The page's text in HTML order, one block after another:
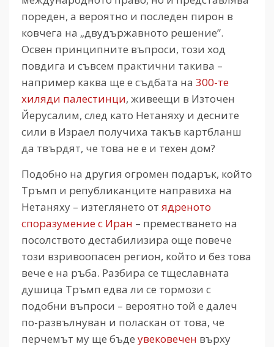
пореден, а вероятно и последен пирон в
ковчега на „двудържавното решение”.
Освен принципните въпроси, този ход
повдига и съвсем практични такива –
например каква ще е съдбата на 300-те
хиляди палестинци, живеещи в Източен
Йерусалим, след като Нетаняху и десните
сили в Израел получиха такъв картбланш
да твърдят, че това не е и техен дом?
Подобно на другия огромен подарък, който
Тръмп и републиканците направиха на
Нетаняху – изтеглянето от ядреното
споразумение с Иран – преместването на
посолството дестабилизира още повече
този взривоопасен регион, който и без това
вече е на ръба. Разбира се тщеславната
душица Тръмп едва ли се тормози с
подобни въпроси – вероятно той е далеч
по-развълнуван и поласкан от това, че
перчемът му ще бъде увековечен върху